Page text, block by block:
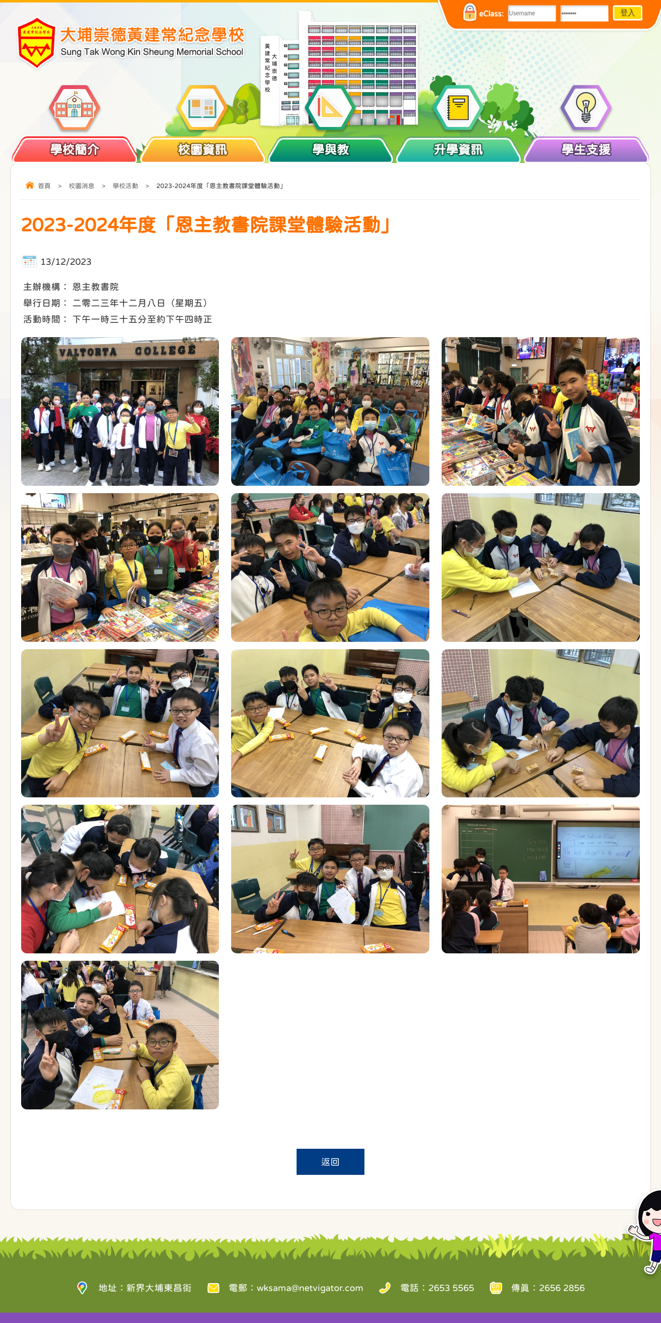
eClass:
學校簡介 校園資訊 學與教 升學資訊 學生支援
首頁 > 校園消息 > 學校活動 > 2023-2024年度「恩主教書院課堂體驗活動」
2023-2024年度「恩主教書院課堂體驗活動」
13/12/2023
主辦機構： 恩主教書院
舉行日期： 二零二三年十二月八日（星期五）
活動時間： 下午一時三十五分至約下午四時正
返回
地址：新界大埔東昌街 電郵： wksama@netvigator.com 電話：2653 5565 傳真：2656 2856